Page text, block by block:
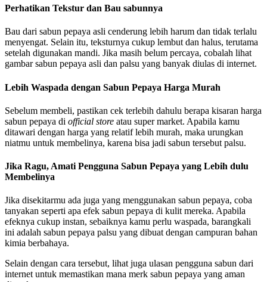
Perhatikan Tekstur dan Bau sabunnya
Bau dari sabun pepaya asli cenderung lebih harum dan tidak terlalu
menyengat. Selain itu, teksturnya cukup lembut dan halus, terutama
setelah digunakan mandi. Jika masih belum percaya, cobalah lihat
gambar sabun pepaya asli dan palsu yang banyak diulas di internet.
Lebih Waspada dengan Sabun Pepaya Harga Murah
Sebelum membeli, pastikan cek terlebih dahulu berapa kisaran harga
sabun pepaya di official store atau super market. Apabila kamu
ditawari dengan harga yang relatif lebih murah, maka urungkan
niatmu untuk membelinya, karena bisa jadi sabun tersebut palsu.
Jika Ragu, Amati Pengguna Sabun Pepaya yang Lebih dulu
Membelinya
Jika disekitarmu ada juga yang menggunakan sabun pepaya, coba
tanyakan seperti apa efek sabun pepaya di kulit mereka. Apabila
efeknya cukup instan, sebaiknya kamu perlu waspada, barangkali
ini adalah sabun pepaya palsu yang dibuat dengan campuran bahan
kimia berbahaya.
Selain dengan cara tersebut, lihat juga ulasan pengguna sabun dari
internet untuk memastikan mana merk sabun pepaya yang aman